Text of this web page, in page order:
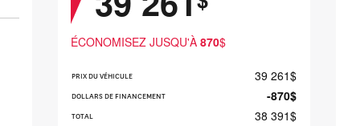
ÉCONOMISEZ JUSQU'À 870$
PRIX DU VÉHICULE 39 261$
DOLLARS DE FINANCEMENT -870$
TOTAL 38 391$